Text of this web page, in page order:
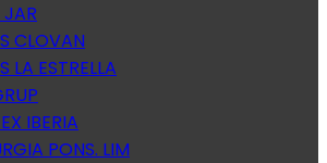
JAR
CLOVAN
LA ESTRELLA
IBERIA
PONS. LIM